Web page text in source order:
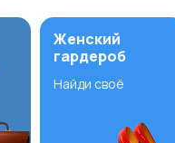
Женский
гардероб
Найди своё